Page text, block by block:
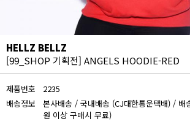
HELLZ BELLZ
[99_SHOP 기획전] ANGELS HOODIE-RED
제품번호
2235
배송정보
본사배송 / 국내배송 (CJ대한통운택배) / 배
원 이상 구매시 무료)